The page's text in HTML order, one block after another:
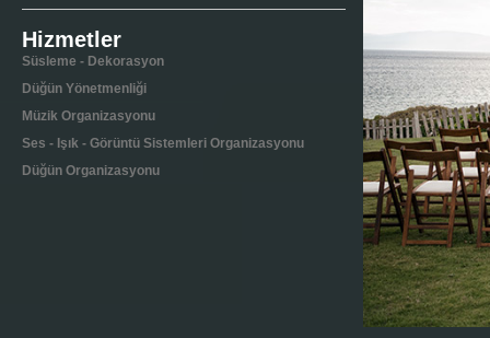
Hizmetler
Süsleme - Dekorasyon
Düğün Yönetmenliği
Müzik Organizasyonu
Ses - Işık - Görüntü Sistemleri Organizasyonu
Düğün Organizasyonu